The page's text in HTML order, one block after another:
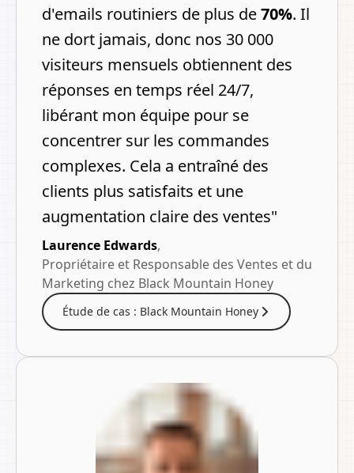
d'emails routiniers de plus de70%. Il
ne dort jamais, donc nos 30 000
visiteurs mensuels obtiennent des
réponses en temps réel 24/7,
libérant mon équipe pour se
concentrer sur les commandes
complexes. Cela a entraîné des
clients plus satisfaits et une
augmentation claire des ventes"
Laurence Edwards,
Propriétaire et Responsable des Ventes et du
Marketing chez Black Mountain Honey
Étude de cas : Black Mountain Honey